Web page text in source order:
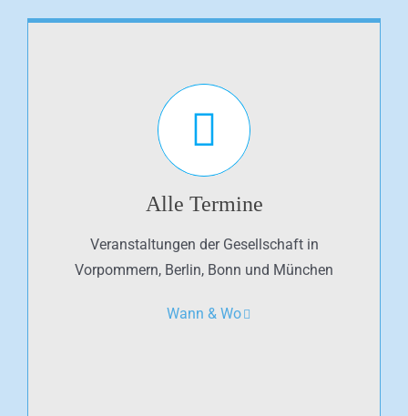
Alle Termine
Veranstaltungen der Gesellschaft in
Vorpommern, Berlin, Bonn und München
Wann & Wo